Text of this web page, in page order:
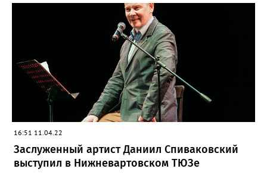
почве ревности. По сообщениям очевидцев, нападавший был в
наркотическом состоянии. «По уголовному делу проводятся
следственные действия, направленные на установление всех
обстоятельств совершенного преступления. Следствие будет
ходатайствовать перед судом об избрании в отношении
задержанного меры пресечения в виде заключения под
стражу», - добавили в СК РФ по ХМАО.
16:51 11.04.22
Заслуженный артист Даниил Спиваковский
выступил в Нижневартовском ТЮЗе